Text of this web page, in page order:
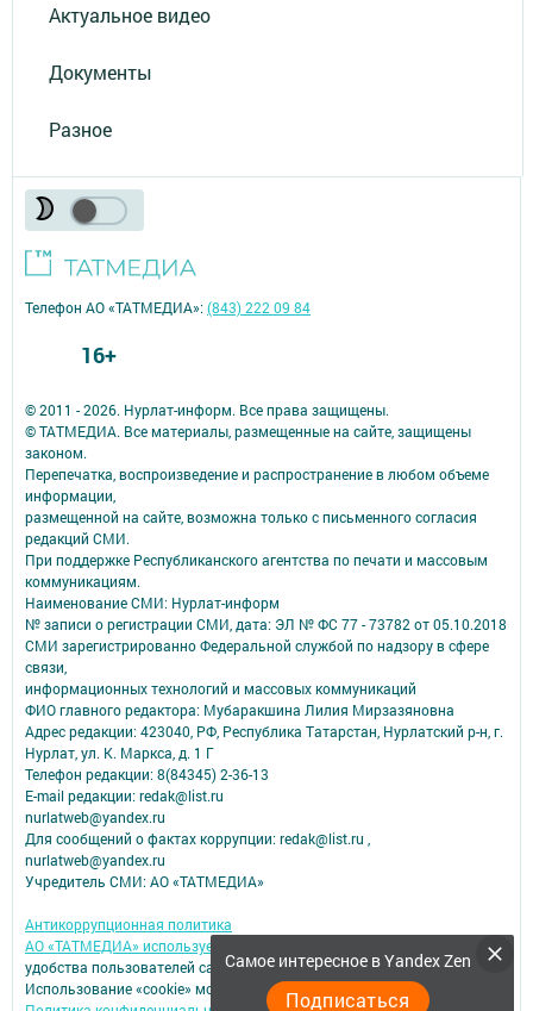
Актуальное видео
Документы
Разное
Самое интересное в Yandex Zen
Подписаться
© 2011 - 2026. Нурлат-⁠информ. Все права защищены.
© ТАТМЕДИА. Все материалы, размещенные на сайте, защищены
законом.
Перепечатка, воспроизведение и распространение в любом объеме
информации,
размещенной на сайте, возможна только с письменного согласия
редакций СМИ.
При поддержке Республиканского агентства по печати и массовым
коммуникациям.
Наименование СМИ: Нурлат-⁠информ
№ записи о регистрации СМИ, дата: ЭЛ № ФС 77 -⁠ 73782 от 05.10.2018
СМИ зарегистрированно Федеральной службой по надзору в сфере
связи,
информационных технологий и массовых коммуникаций
ФИО главного редактора: Мубаракшина Лилия Мирзазяновна
Адрес редакции: 423040, РФ, Республика Татарстан, Нурлатский р-н, г.
Нурлат, ул. К. Маркса, д. 1 Г
Телефон редакции: 8(84345) 2-36-13
E-mail редакции: redak@list.ru
nurlatweb@yandex.ru
Для сообщений о фактах коррупции: redak@list.ru ,
nurlatweb@yandex.ru
Учредитель СМИ: АО «ТАТМЕДИА»
Антикоррупционная политика
АО «ТАТМЕДИА» использует «cookie»
для персонализации сервисов и
удобства пользователей сайтом.
Использование «cookie» можно отменить в настройках браузера.
Телефон АО «ТАТМЕДИА»:(843) 222 09 84
16+